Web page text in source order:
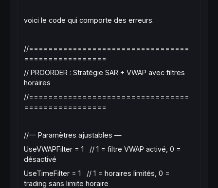
voici le code qui comporte des erreurs.
//=================================
=================
// PROORDER : Stratégie SAR + VWAP avec filtres
horaires
//=================================
=================
//— Paramètres ajustables —
UseVWAPFilter = 1 // 1 = filtre VWAP activé, 0 =
désactivé
UseTimeFilter = 1 // 1 = horaires limités, 0 =
trading sans limite horaire